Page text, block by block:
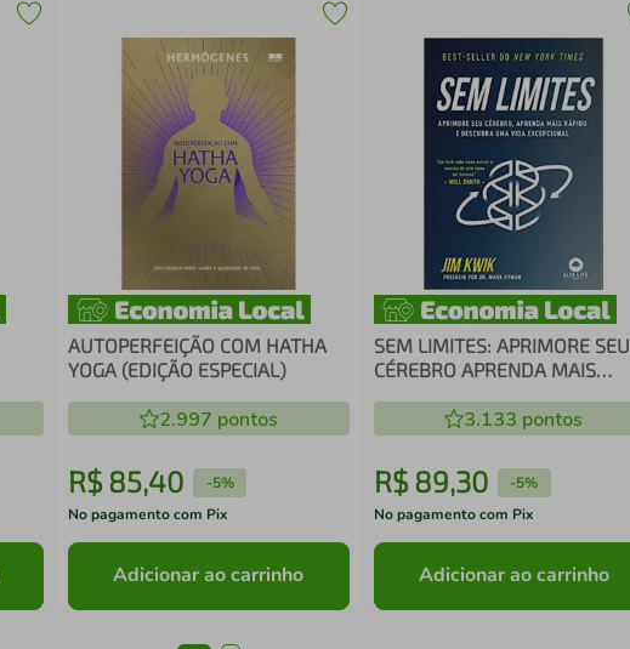
AUTOPERFEIÇÃO COM HATHA
YOGA (EDIÇÃO ESPECIAL)
2.997 pontos
R$85,40 -5%
No pagamento com Pix
Adicionar ao carrinho
SEM LIMITES: APRIMORE SEU
CÉREBRO APRENDA MAIS
EXCEPCIONAL3.133 pontos
R$ 89,30 -5%
No pagamento com Pix
Adicionar ao carrinho